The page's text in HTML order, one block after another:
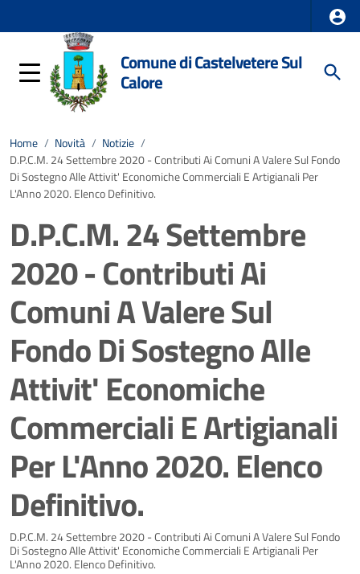
Comune di Castelvetere Sul
Calore
Home / Novità / Notizie /
D.P.C.M. 24 Settembre 2020 - Contributi Ai Comuni A Valere Sul Fondo
Di Sostegno Alle Attivit' Economiche Commerciali E Artigianali Per
L'Anno 2020. Elenco Definitivo.
D.P.C.M. 24 Settembre
2020 - Contributi Ai
Comuni A Valere Sul
Fondo Di Sostegno Alle
Attivit' Economiche
Commerciali E Artigianali
Per L'Anno 2020. Elenco
Definitivo.
Dettagli della notizia
D.P.C.M. 24 Settembre 2020 - Contributi Ai Comuni A Valere Sul Fondo
Di Sostegno Alle Attivit' Economiche Commerciali E Artigianali Per
L'Anno 2020. Elenco Definitivo.